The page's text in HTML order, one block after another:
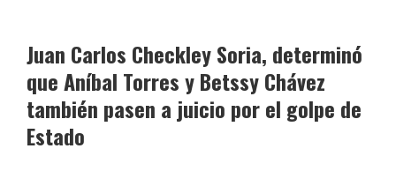
Juan Carlos Checkley Soria, determinó
que Aníbal Torres y Betssy Chávez
también pasen a juicio por el golpe de
Estado